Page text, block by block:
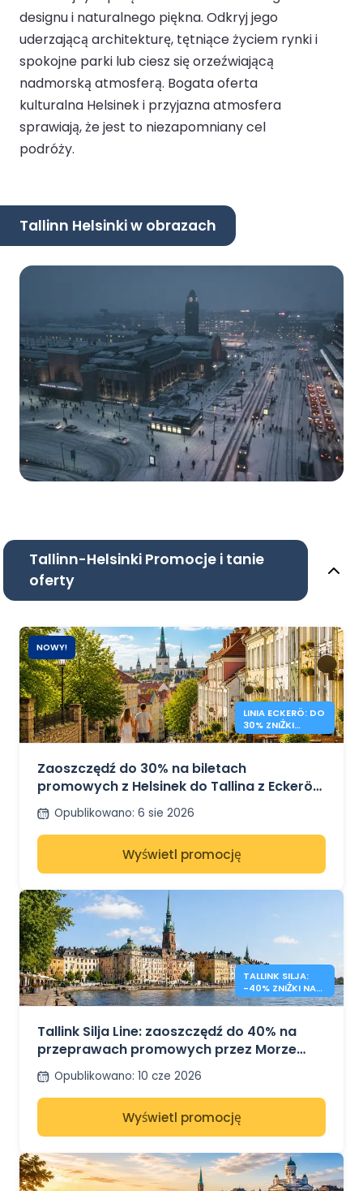
designu i naturalnego piękna. Odkryj jego
uderzającą architekturę, tętniące życiem rynki i
spokojne parki lub ciesz się orzeźwiającą
nadmorską atmosferą. Bogata oferta
kulturalna Helsinek i przyjazna atmosfera
sprawiają, że jest to niezapomniany cel
podróży.
Tallinn Helsinki w obrazach
Tallinn-Helsinki Promocje i tanie
oferty
NOWY!
LINIA ECKERÖ: DO
30% ZNIŻKI
HELSINKI –
Zaoszczędź do 30% na biletach
promowych z Helsinek do Tallina z Eckerö
LineOpublikowano: 6 sie 2026
Wyświetl promocję
TALLINK SILJA:
-40% ZNIŻKI NA
REJSY PO MORZU
Tallink Silja Line: zaoszczędź do 40% na
przeprawach promowych przez Morze
Bałtyckie
Opublikowano: 10 cze 2026
Wyświetl promocję